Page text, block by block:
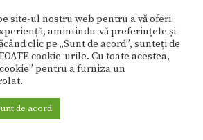
un mesaj
*
site-ul nostru web pentru a vă oferi
amintindu-vă preferințele și
clic pe „Sunt de acord”, sunteți de
cookie-urile. Cu toate acestea,
pentru a furniza un
de acord